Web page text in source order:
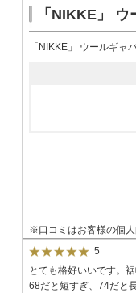
「NIKKE」
「NIKKE」 ウールギャ
※口コミはお客様の個人
5
とても格好いいです。
68だと短すぎ、74だと